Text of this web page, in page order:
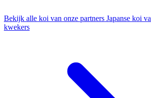
Bekijk alle koi van onze partners Japanse koi
kwekers